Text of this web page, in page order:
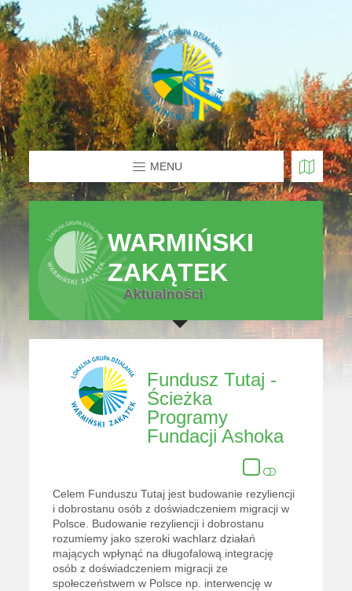
MENU
WARMIŃSKI
ZAKĄTEK
Aktualności
Fundusz Tutaj -
Ścieżka
Programy
Fundacji Ashoka
Celem Funduszu Tutaj jest budowanie rezyliencji
i dobrostanu osób z doświadczeniem migracji w
Polsce. Budowanie rezyliencji i dobrostanu
rozumiemy jako szeroki wachlarz działań
mających wpłynąć na długofalową integrację
osób z doświadczeniem migracji ze
społeczeństwem w Polsce np. interwencję w